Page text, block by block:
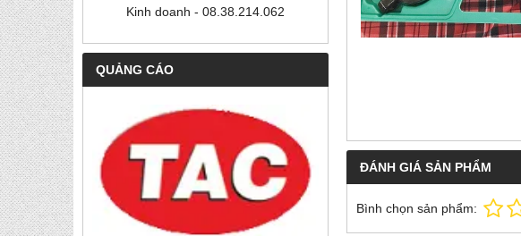
Kinh doanh - 08.38.214.062
QUẢNG CÁO
ĐÁNH GIÁ SẢN PHẨM
Bình chọn sản phẩm: